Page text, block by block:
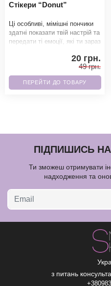
Стікери “Donut”
Ці особливі, мімішні пончики
здатні показати твій настрій та
передати ті емоції, які ти зараз
20 грн.
49 грн.
ПЕРЕЙТИ ДО ТОВАРУ
ПІДПИШИСЬ
Ти зможеш отримувати
надходження та
з питань